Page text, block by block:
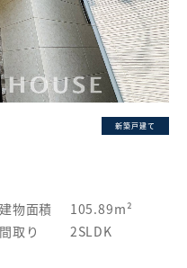
新築戸建て
建物面積
105.89m²
間取り 2SLDK